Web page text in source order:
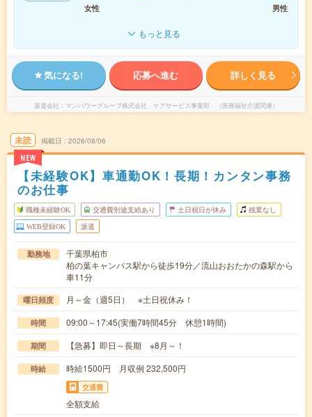
女性
男性
もっと見る
気になる! 応募へ進む 詳しく見る
派遣会社 マンパワーグループ株式会社 ケアサービス事業部 （医療福祉介護関連）
未読
NEW
掲載日 2026/08/06
【未経験OK】車通勤OK！長期！カンタン事務
のお仕事
職種未経験OK 交通費別途支給あり 土日祝日が休み 残業なし
WEB登録OK 派遣
勤務地
千葉県柏市
柏の葉キャンパス駅から徒歩19分／流山おおたかの森駅から
車11分
曜日頻度 月～金（週5日） ※土日祝休み！
時間 09:00～17:45(実働7時間45分 休憩1時間)
期間 【急募】即日～長期 ※8月～！
時給 時給1500円 月収例 232,500円
交通費
全額支給